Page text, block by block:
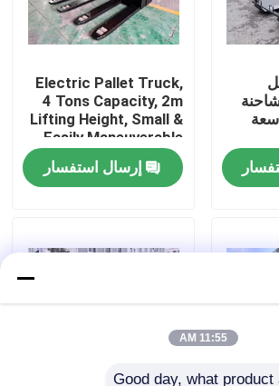
شاحنة
سعة
Electric Pallet Truck,
4 Tons Capacity, 2m
Lifting Height, Small &
Easily Maneuverable
إرسال استفسار
11:55 AM
Good day, what